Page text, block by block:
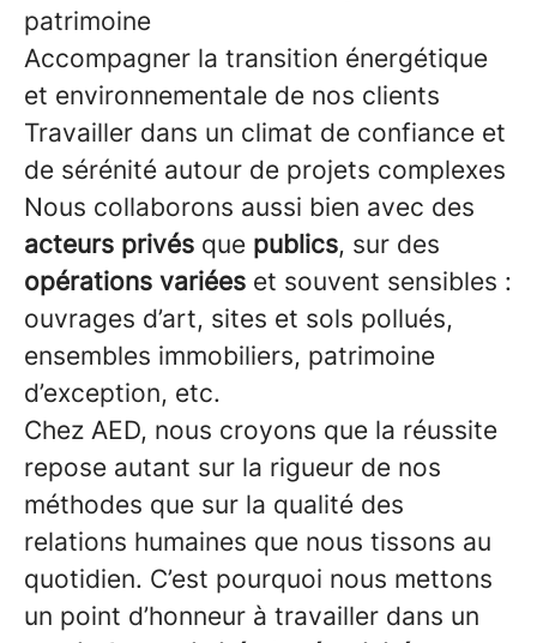
patrimoine
Accompagner la transition énergétique
et environnementale de nos clients
Travailler dans un climat de confiance et
de sérénité autour de projets complexes
Nous collaborons aussi bien avec des
acteurs privés que publics, sur des
opérations variées et souvent sensibles :
ouvrages d’art, sites et sols pollués,
ensembles immobiliers, patrimoine
d’exception, etc.
Chez AED, nous croyons que la réussite
repose autant sur la rigueur de nos
méthodes que sur la qualité des
relations humaines que nous tissons au
quotidien. C’est pourquoi nous mettons
un point d’honneur à travailler dans un